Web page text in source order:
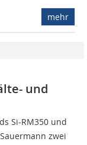
mehr
und
RM350 und
Sauermann zwei